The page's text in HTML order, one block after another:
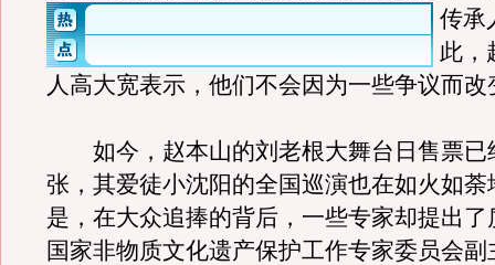
传承
此，
人高大宽表示，他们不会因为一些争议而改
如今，赵本山的刘老根大舞台日售票已
张，其爱徒小沈阳的全国巡演也在如火如荼
是，在大众追捧的背后，一些专家却提出了
国家非物质文化遗产保护工作专家委员会